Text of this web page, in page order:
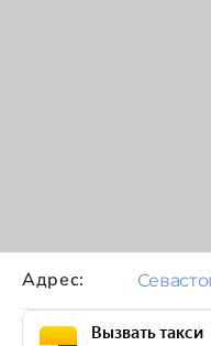
Адрес:
Вызвать такси